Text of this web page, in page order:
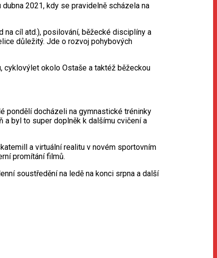
2021, kdy se pravidelně scházela na
na cíl atd.), posilování, běžecké disciplíny a
důležitý. Jde o rozvoj pohybových
cyklovýlet okolo Ostaše a taktéž běžeckou
pondělí docházeli na gymnastické tréninky
a byl to super doplněk k dalšímu cvičení a
a virtuální realitu v novém sportovním
promítání filmů.
soustředění na ledě na konci srpna a další